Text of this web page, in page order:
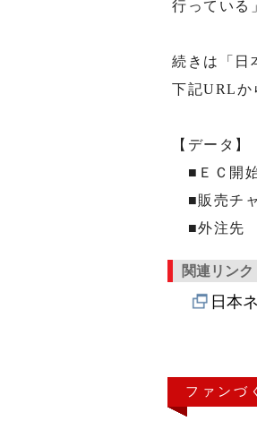
行っている
続きは「日
下記URLか
【データ】
■ＥＣ開
■販売チ
■外注先
関連リンク
日本
ファンづ